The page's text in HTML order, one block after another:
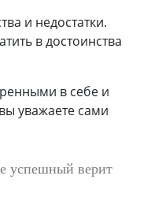
и недостатки.
в достоинства
в себе и
уважаете сами
успешный верит